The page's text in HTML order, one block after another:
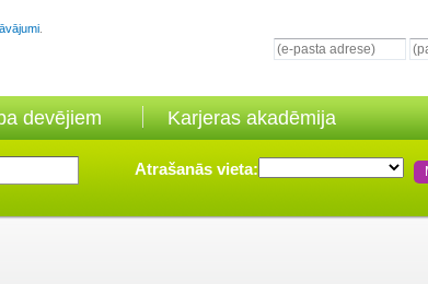
devējiem Karjeras akadēmija
Atrašanās vieta: